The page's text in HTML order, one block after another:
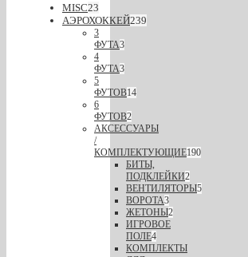
MISC23
АЭРОХОККЕЙ239
3
ФУТА3
4
ФУТА3
5
ФУТОВ14
6
ФУТОВ2
АКСЕССУАРЫ
/
КОМПЛЕКТУЮЩИЕ190
БИТЫ,
ПОДКЛЕЙКИ2
ВЕНТИЛЯТОРЫ5
ВОРОТА3
ЖЕТОНЫ2
ИГРОВОЕ
ПОЛЕ4
КОМПЛЕКТЫ